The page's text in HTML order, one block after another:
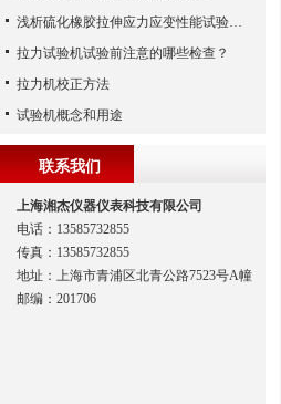
浅析硫化橡胶拉伸应力应变性能试验结果的影响因素
拉力试验机试验前注意的哪些检查？
拉力机校正方法
试验机概念和用途
联系我们
上海湘杰仪器仪表科技有限公司
电话：13585732855
传真：13585732855
地址：上海市青浦区北青公路7523号A幢
邮编：201706